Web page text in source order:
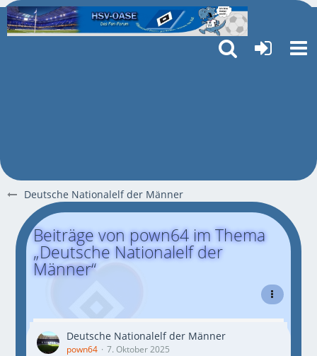
Deutsche Nationalelf der Männer
Beiträge von pown64 im Thema
„Deutsche Nationalelf der
Männer“
Deutsche Nationalelf der Männer
pown64 7. Oktober 2025